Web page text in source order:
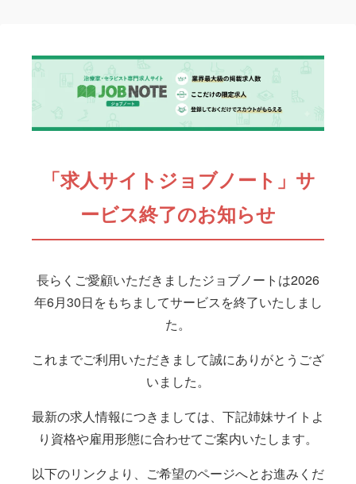
「求人サイトジョブノート」サ
ービス終了のお知らせ
長らくご愛顧いただきましたジョブノートは2026
年6月30日をもちましてサービスを終了いたしまし
た。
これまでご利用いただきまして誠にありがとうござ
いました。
最新の求人情報につきましては、下記姉妹サイトよ
り資格や雇用形態に合わせてご案内いたします。
以下のリンクより、ご希望のページへとお進みくだ